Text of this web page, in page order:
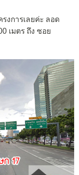
งการเลยค่ะ ลอด
เมตร ถึง ซอย